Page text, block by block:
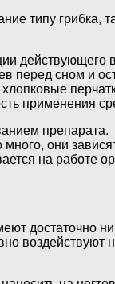
типу грибка,
действующего
перед сном и
применения
препарата.
они
на работе
достаточно
воздействуют